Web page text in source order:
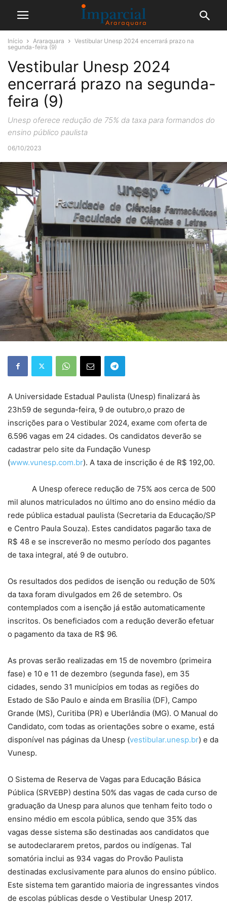
Início Araraquara
Vestibular Unesp 2024 encerrará prazo na
segunda-feira (9)
Vestibular Unesp 2024
encerrará prazo na segunda-
feira (9)
Unesp oferece redução de 75% da taxa para formandos do
ensino público paulista
06/10/2023
A Universidade Estadual Paulista (Unesp) finalizará às
23h59 de segunda-feira, 9 de outubro,o prazo de
inscrições para o Vestibular 2024, exame com oferta de
6.596 vagas em 24 cidades. Os candidatos deverão se
cadastrar pelo site da Fundação Vunesp
(www.vunesp.com.br). A taxa de inscrição é de R$ 192,00.
A Unesp oferece redução de 75% aos cerca de 500
mil alunos matriculados no último ano do ensino médio da
rede pública estadual paulista (Secretaria da Educação/SP
e Centro Paula Souza). Estes candidatos pagarão taxa de
R$ 48 e se inscreverão no mesmo período dos pagantes
de taxa integral, até 9 de outubro.
Os resultados dos pedidos de isenção ou redução de 50%
da taxa foram divulgados em 26 de setembro. Os
contemplados com a isenção já estão automaticamente
inscritos. Os beneficiados com a redução deverão efetuar
o pagamento da taxa de R$ 96.
As provas serão realizadas em 15 de novembro (primeira
fase) e 10 e 11 de dezembro (segunda fase), em 35
cidades, sendo 31 municípios em todas as regiões do
Estado de São Paulo e ainda em Brasília (DF), Campo
Grande (MS), Curitiba (PR) e Uberlândia (MG). O Manual do
Candidato, com todas as orientações sobre o exame, está
disponível nas páginas da Unesp (vestibular.unesp.br) e da
Vunesp.
O Sistema de Reserva de Vagas para Educação Básica
Pública (SRVEBP) destina 50% das vagas de cada curso de
graduação da Unesp para alunos que tenham feito todo o
ensino médio em escola pública, sendo que 35% das
vagas desse sistema são destinadas aos candidatos que
se autodeclararem pretos, pardos ou indígenas. Tal
somatória inclui as 934 vagas do Provão Paulista
destinadas exclusivamente para alunos do ensino público.
Este sistema tem garantido maioria de ingressantes vindos
de escolas públicas desde o Vestibular Unesp 2017.